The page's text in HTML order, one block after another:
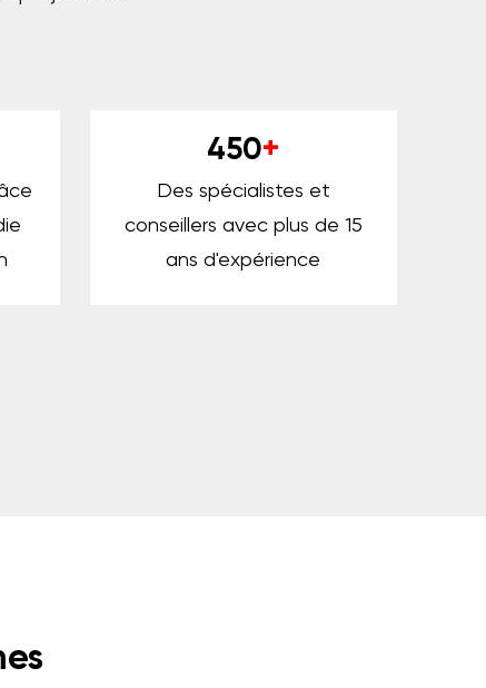
450+
Des spécialistes et
conseillers avec plus de 15
ans d'expérience